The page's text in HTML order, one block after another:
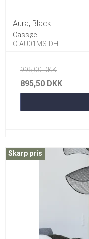
Aura, Black
Cassøe
C-AU01MS-DH
995,00 DKK
895,50 DKK
Skarp pris